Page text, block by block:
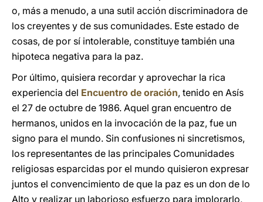
o, más a menudo, a una sutil acción discriminadora de
los creyentes y de sus comunidades. Este estado de
cosas, de por sí intolerable, constituye también una
hipoteca negativa para la paz.
Por último, quisiera recordar y aprovechar la rica
experiencia del Encuentro de oración, tenido en Asís
el 27 de octubre de 1986. Aquel gran encuentro de
hermanos, unidos en la invocación de la paz, fue un
signo para el mundo. Sin confusiones ni sincretismos,
los representantes de las principales Comunidades
religiosas esparcidas por el mundo quisieron expresar
juntos el convencimiento de que la paz es un don de lo
Alto y realizar un laborioso esfuerzo para implorarlo,